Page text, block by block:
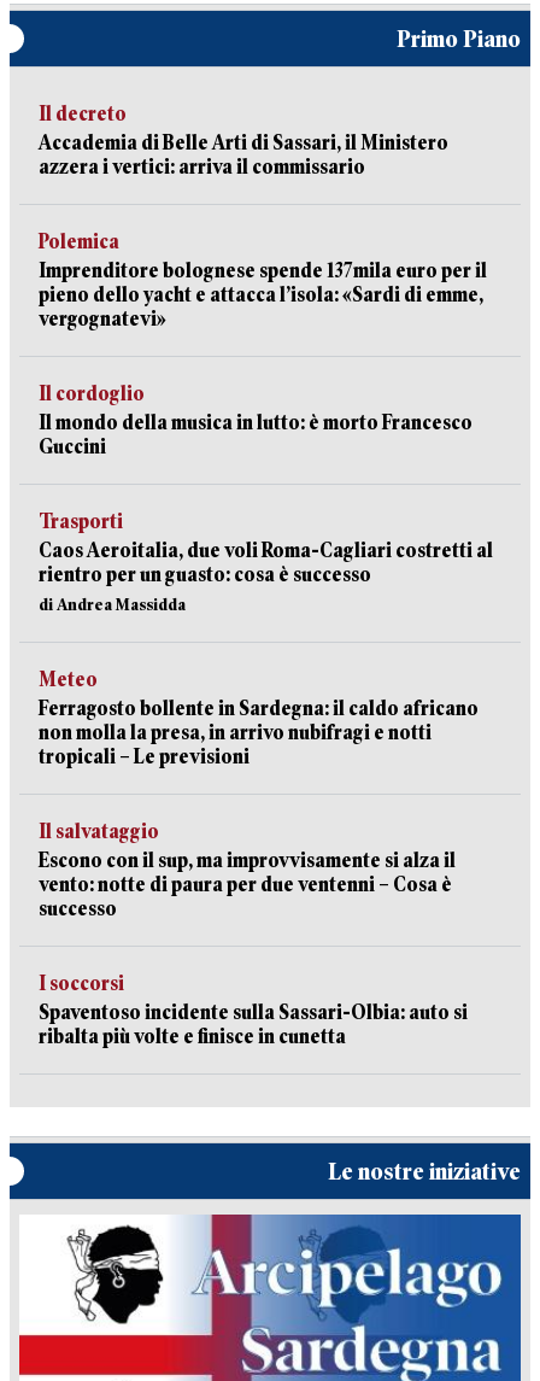
Primo Piano
Il decreto
Accademia di Belle Arti di Sassari, il Ministero
azzera i vertici: arriva il commissario
Polemica
Imprenditore bolognese spende 137mila euro per il
pieno dello yacht e attacca l’isola: «Sardi di emme,
vergognatevi»
Il cordoglio
Il mondo della musica in lutto: è morto Francesco
Guccini
Trasporti
Caos Aeroitalia, due voli Roma-Cagliari costretti al
rientro per un guasto: cosa è successo
di Andrea Massidda
Meteo
Ferragosto bollente in Sardegna: il caldo africano
non molla la presa, in arrivo nubifragi e notti
tropicali – Le previsioni
Il salvataggio
Escono con il sup, ma improvvisamente si alza il
vento: notte di paura per due ventenni – Cosa è
successo
I soccorsi
Spaventoso incidente sulla Sassari-Olbia: auto si
ribalta più volte e finisce in cunetta
Le nostre iniziative